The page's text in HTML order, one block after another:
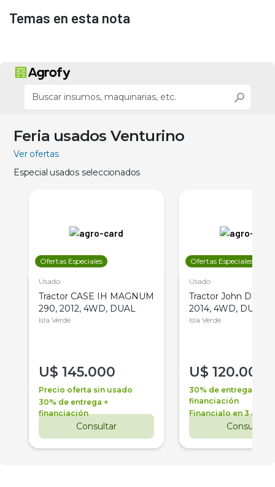
Temas en esta nota
Feria usados Venturino
Ver ofertas
Especial usados seleccionados
Ofertas Especiales
Usado
Tractor CASE IH MAGNUM
290, 2012, 4WD, DUAL
Isla Verde
U$ 145.000
Precio oferta sin usado
30% de entrega +
financiación
Consultar
Ofertas Especiales
Usado
Tractor John Deere
2014, 4WD, DUAL
Isla Verde
U$ 120.000
30% de entrega +
financiación
Financialo en 3 años
Consultar